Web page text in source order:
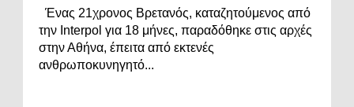
Ένας 21χρονος Βρετανός, καταζητούμενος από
την Interpol για 18 μήνες, παραδόθηκε στις αρχές
στην Αθήνα, έπειτα από εκτενές
ανθρωποκυνηγητό...